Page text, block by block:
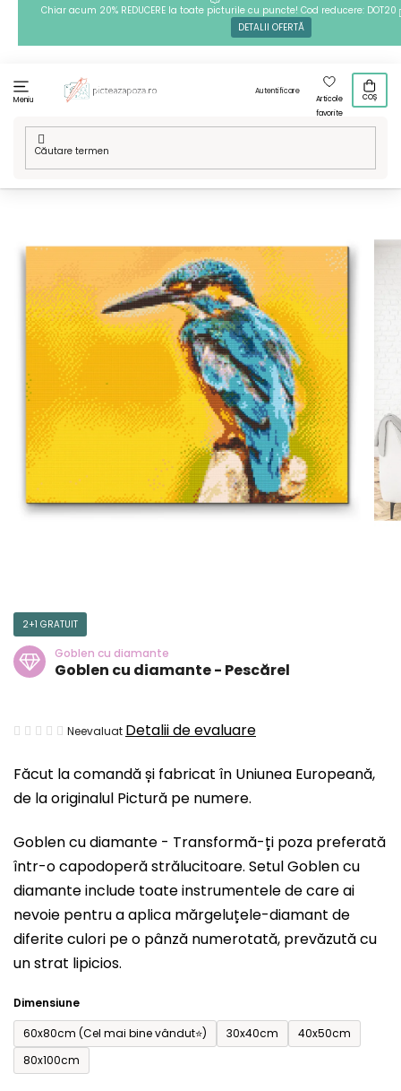
Chiar acum 20% REDUCERE la toate picturile cu puncte! Cod reducere: DOT20
DETALII OFERTĂ
Meniu
Autentificare
Articole
favorite
COȘ
Acasă
Tehnici / Goblenuri cu diamante
- Pescărel
Făcut la comandă și fabricat în Uniunea Europeană,
de la originalul Pictură pe numere.
Goblen cu diamante - Transformă-ți poza preferată
într-o capodoperă strălucitoare. SetulGoblen cu
diamante include toate instrumentele de care ai
nevoie pentru a aplica mărgeluțele-diamant de
diferite culori pe o pânză numerotată, prevăzută cu
un strat lipicios.
Dimensiune
60x80cm (Cel mai bine vândut⭐)
30x40cm
40x50cm
80x100cm
2+1 GRATUIT
Goblen cu diamante
Goblen cu diamante - Pescărel
Evaluarea
a
produsului
0,0
din
5
stele.
Neevaluat Detalii de evaluare